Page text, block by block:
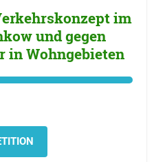
im
und gegen
in Wohngebieten